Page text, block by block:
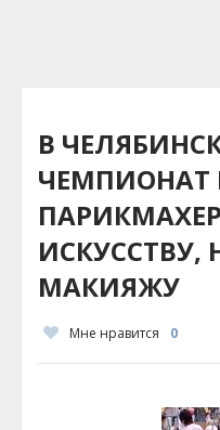
В
ЧЕМПИОНАТ
ИСКУССТВУ,
МАКИЯЖУ
Мне нравится 0